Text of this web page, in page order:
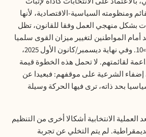
ومنظومته السياسية-الاقتصادية، لأنها
بشكل منهجي العمل وفقا للقانون، تظل
أمام المواطنين لتغيير ميزان القوى سلميا
والسماح للنظام بالعمل»10. وفي نهاية ديسمبر/كانون الأول 2025،
لقائمتهم. لا تحمل هذه الخطوة قيمة
إضفاء الشرعية على موقفهم: فبعيدا عن
بحد ذاته، ترى فيها الحركة وسيلة
العملية الانتخابية أشكالا أخرى من التنظيم
لم يتم التخلي عن تجربة